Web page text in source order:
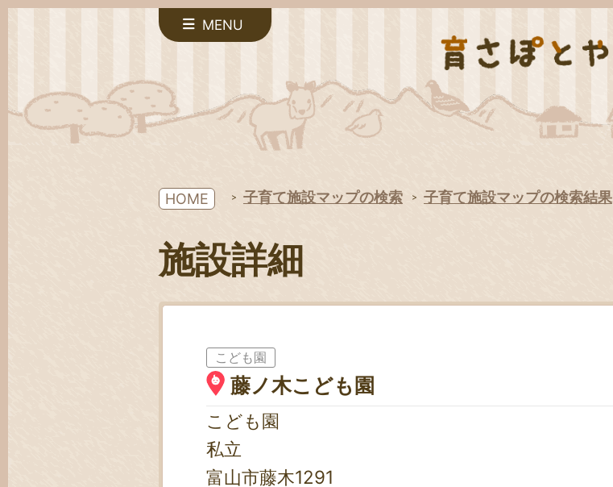
MENU
HOME 子育て施設マップの検索 子育て施設マップの検索結果
施設詳細
こども園
藤ノ木こども園
こども園
私立
富山市藤木1291